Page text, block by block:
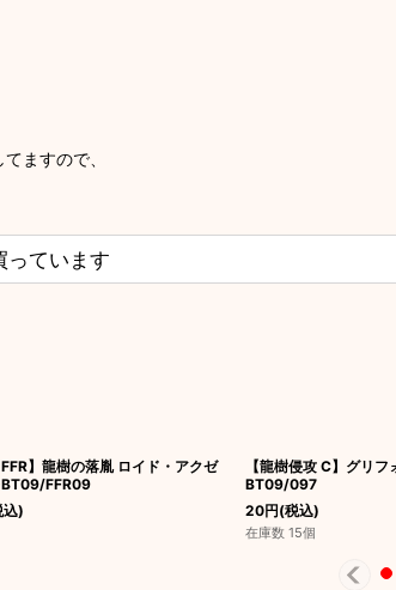
ますので、
っています
FFR】龍樹の落胤 ロイド・アクゼ
FFR09
込)
【龍樹侵攻 C】グリ
BT09/097
20円(税込)
在庫数 15個